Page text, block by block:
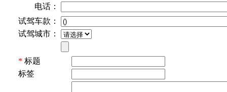
电话：
试驾车款：
试驾城市：
* 标题
标签